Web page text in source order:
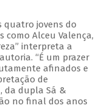
quatro jovens do
como Alceu Valença,
interpreta a
“É um prazer
afinados e
de
da dupla Sá &
no final dos anos